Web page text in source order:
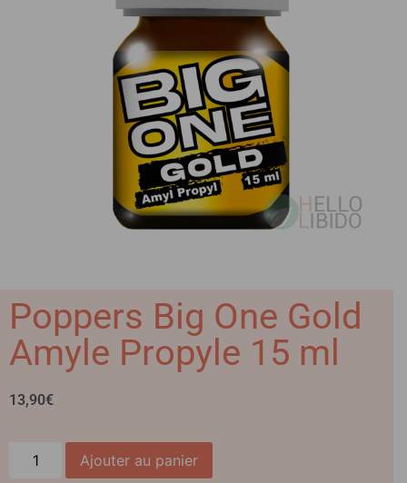
Poppers Big One Gold
Amyle Propyle 15 ml
13,90€
Ajouter au panier